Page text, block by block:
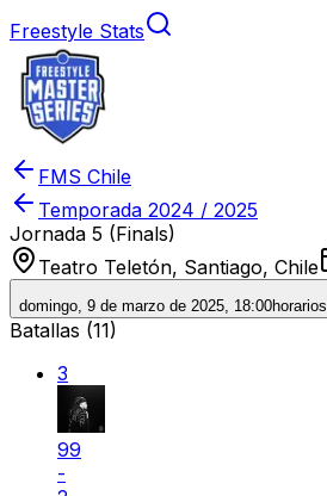
Freestyle Stats
FMS Chile
Temporada 2024 / 2025
Jornada 5 (Finals)
Teatro Teletón, Santiago, Chile
domingo, 9 de marzo de 2025, 18:00horarios
Batallas (11)
3
99
-